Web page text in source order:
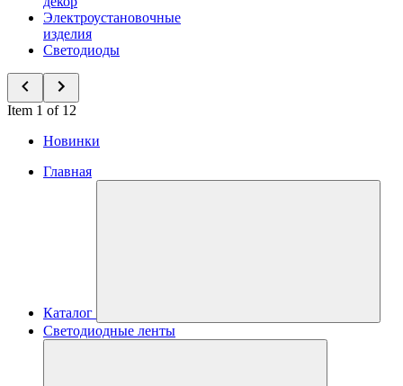
Электроустановочные
изделия
Светодиоды
Item 1 of 12
Новинки
Главная
Каталог
Светодиодные ленты